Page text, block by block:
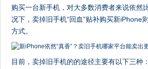
购买一台新手机，对大多数消费者来说依然
况下，卖掉旧手机“回血”贴补购买新iPhone
方式。
目前，卖掉旧手机的的途径主要有以下三种